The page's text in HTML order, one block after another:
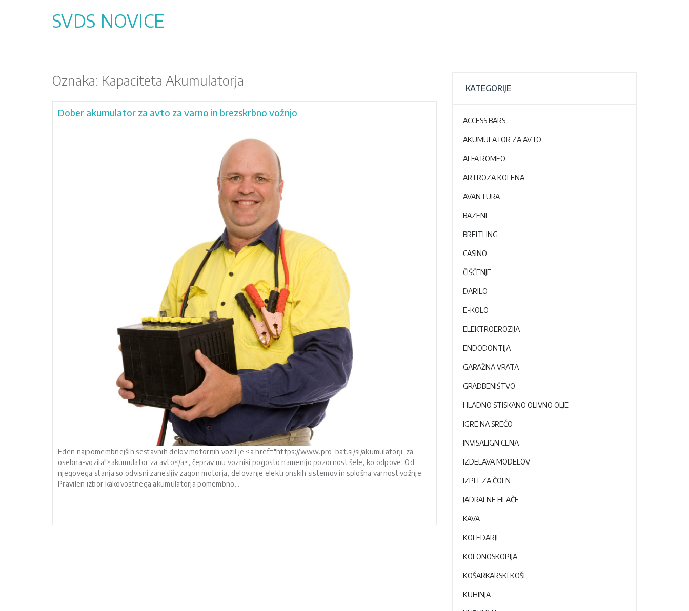
SVDS NOVICE
Oznaka: Kapaciteta Akumulatorja
Dober akumulator za avto za varno in brezskrbno vožnjo
Eden najpomembnejših sestavnih delov motornih vozil je <a href="https://www.pro-bat.si/si/akumulatorji-za-
osebna-vozila">akumulator za avto</a>, čeprav mu vozniki pogosto namenijo pozornost šele, ko odpove. Od
njegovega stanja so odvisni zanesljiv zagon motorja, delovanje elektronskih sistemov in splošna varnost vožnje.
Pravilen izbor kakovostnega akumulatorja pomembno…
KATEGORIJE
ACCESS BARS
AKUMULATOR ZA AVTO
ALFA ROMEO
ARTROZA KOLENA
AVANTURA
BAZENI
BREITLING
CASINO
ČIŠČENJE
DARILO
E-KOLO
ELEKTROEROZIJA
ENDODONTIJA
GARAŽNA VRATA
GRADBENIŠTVO
HLADNO STISKANO OLIVNO OLJE
IGRE NA SREČO
INVISALIGN CENA
IZDELAVA MODELOV
IZPIT ZA ČOLN
JADRALNE HLAČE
KAVA
KOLEDARJI
KOLONOSKOPIJA
KOŠARKARSKI KOŠI
KUHINJA